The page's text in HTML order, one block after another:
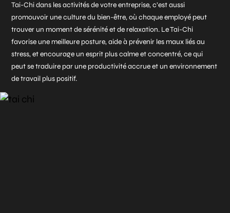
Tai-Chi dans les activités de votre entreprise, c’est aussi
promouvoir une culture du bien-être, où chaque employé peut
trouver un moment de sérénité et de relaxation. Le Tai-Chi
favorise une meilleure posture, aide à prévenir les maux liés au
stress, et encourage un esprit plus calme et concentré, ce qui
peut se traduire par une productivité accrue et un environnement
de travail plus positif.